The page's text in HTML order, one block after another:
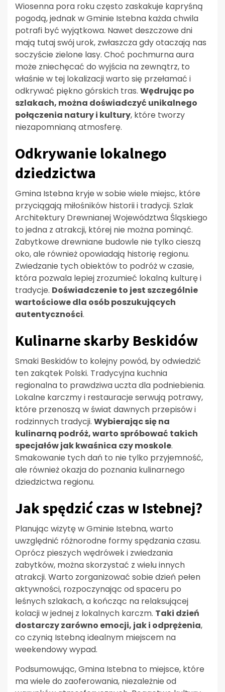
Wiosenna pora roku często zaskakuje kapryśną
pogodą, jednak w Gminie Istebna każda chwila
potrafi być wyjątkowa. Nawet deszczowe dni
mają tutaj swój urok, zwłaszcza gdy otaczają nas
soczyście zielone lasy. Choć pochmurna aura
może zniechęcać do wyjścia na zewnątrz, to
właśnie w tej lokalizacji warto się przełamać i
odkrywać piękno górskich tras. Wędrując po
szlakach, można doświadczyć unikalnego
połączenia natury i kultury, które tworzy
niezapomnianą atmosferę.
Odkrywanie lokalnego
dziedzictwa
Gmina Istebna kryje w sobie wiele miejsc, które
przyciągają miłośników historii i tradycji. Szlak
Architektury Drewnianej Województwa Śląskiego
to jedna z atrakcji, której nie można pominąć.
Zabytkowe drewniane budowle nie tylko cieszą
oko, ale również opowiadają historię regionu.
Zwiedzanie tych obiektów to podróż w czasie,
która pozwala lepiej zrozumieć lokalną kulturę i
tradycje. Doświadczenie to jest szczególnie
wartościowe dla osób poszukujących
autentyczności.
Kulinarne skarby Beskidów
Smaki Beskidów to kolejny powód, by odwiedzić
ten zakątek Polski. Tradycyjna kuchnia
regionalna to prawdziwa uczta dla podniebienia.
Lokalne karczmy i restauracje serwują potrawy,
które przenoszą w świat dawnych przepisów i
rodzinnych tradycji. Wybierając się na
kulinarną podróż, warto spróbować takich
specjałów jak kwaśnica czy moskole.
Smakowanie tych dań to nie tylko przyjemność,
ale również okazja do poznania kulinarnego
dziedzictwa regionu.
Jak spędzić czas w Istebnej?
Planując wizytę w Gminie Istebna, warto
uwzględnić różnorodne formy spędzania czasu.
Oprócz pieszych wędrówek i zwiedzania
zabytków, można skorzystać z wielu innych
atrakcji. Warto zorganizować sobie dzień pełen
aktywności, rozpoczynając od spaceru po
leśnych szlakach, a kończąc na relaksującej
kolacji w jednej z lokalnych karczm. Taki dzień
dostarczy zarówno emocji, jak i odprężenia,
co czynią Istebną idealnym miejscem na
weekendowy wypad.
Podsumowując, Gmina Istebna to miejsce, które
ma wiele do zaoferowania, niezależnie od